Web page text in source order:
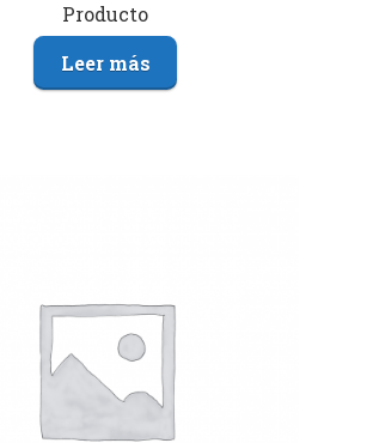
Producto
Leer más